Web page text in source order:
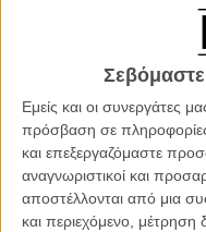
Σεβόμαστε
Εμείς και οι συνεργάτες
πρόσβαση σε
και επεξεργαζόμαστε
αναγνωριστικοί και
αποστέλλονται από μια
και περιεχόμενο, μέτρηση
Γάλλου συναδέλφου του,
Η πρώτη ταινία του
2013 θα έχει τον τίτλο
βραβευμένο μυθιστόρημα
σε μια αληθινή ιστορία)
γύρω από την ιστορία
τελευταίου της βιβλίου
αναγνώστριά της.